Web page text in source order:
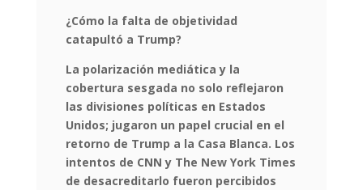
¿Cómo la falta de objetividad
catapultó a Trump?
La polarización mediática y la
cobertura sesgada no solo reflejaron
las divisiones políticas en Estados
Unidos; jugaron un papel crucial en el
retorno de Trump a la Casa Blanca. Los
intentos de CNN y The New York Times
de desacreditarlo fueron percibidos